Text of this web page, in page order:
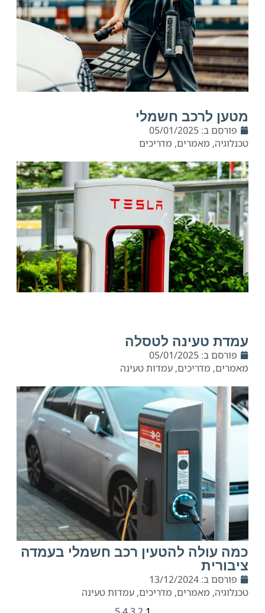
מטען לרכב חשמלי
פורסם ב: 05/01/2025
טכנלוגיה, מאמרים, מדריכים
עמדת טעינה לטסלה
פורסם ב: 05/01/2025
מאמרים, מדריכים, עמדות טעינה
כמה עולה להטעין רכב חשמלי בעמדה
ציבורית
פורסם ב: 13/12/2024
טכנלוגיה, מאמרים, מדריכים, עמדות טעינה